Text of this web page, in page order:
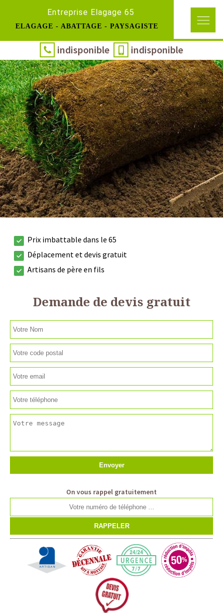
Entreprise Elagage 65
ELAGAGE - ABATTAGE - PAYSAGISTE
indisponible indisponible
Prix imbattable dans le 65
Déplacement et devis gratuit
Artisans de père en fils
Demande de devis gratuit
On vous rappel gratuitement